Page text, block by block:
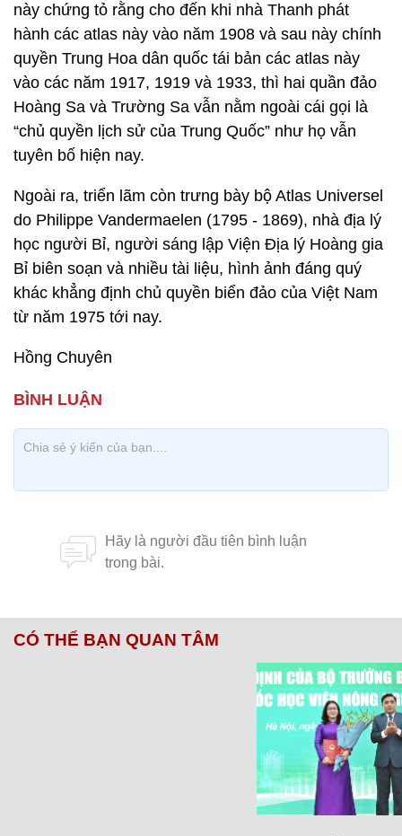
này chứng tỏ rằng cho đến khi nhà Thanh phát
hành các atlas này vào năm 1908 và sau này chính
quyền Trung Hoa dân quốc tái bản các atlas này
vào các năm 1917, 1919 và 1933, thì hai quần đảo
Hoàng Sa và Trường Sa vẫn nằm ngoài cái gọi là
“chủ quyền lịch sử của Trung Quốc” như họ vẫn
tuyên bố hiện nay.
Ngoài ra, triển lãm còn trưng bày bộ Atlas Universel
do Philippe Vandermaelen (1795 - 1869), nhà địa lý
học người Bỉ, người sáng lập Viện Địa lý Hoàng gia
Bỉ biên soạn và nhiều tài liệu, hình ảnh đáng quý
khác khẳng định chủ quyền biển đảo của Việt Nam
từ năm 1975 tới nay.
Hồng Chuyên
CÓ THỂ BẠN QUAN TÂM